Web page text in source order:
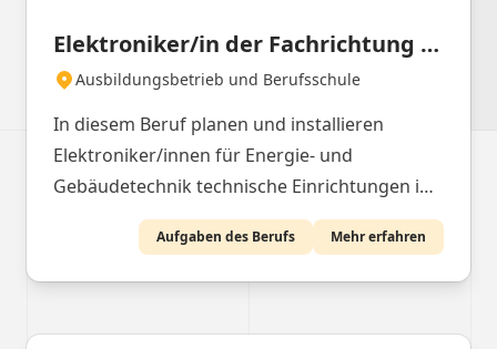
Elektroniker/in der Fachrichtung Energie- und Gebäudetechnik
Ausbildungsbetrieb und Berufsschule
In diesem Beruf planen und installieren
Elektroniker/innen für Energie- und
Gebäudetechnik technische Einrichtungen in
Gebäuden und führen Wartungsarbeiten
Aufgaben des Berufs Mehr erfahren